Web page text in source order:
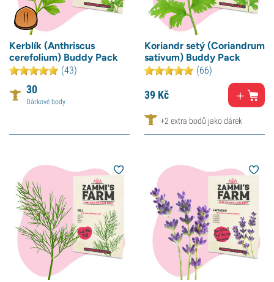
Kerblík (Anthriscus
cerefolium) Buddy Pack
(43)
30
Dárkové body
Koriandr setý (Coriandrum
sativum) Buddy Pack
(66)
39 Kč
+2 extra bodů jako dárek